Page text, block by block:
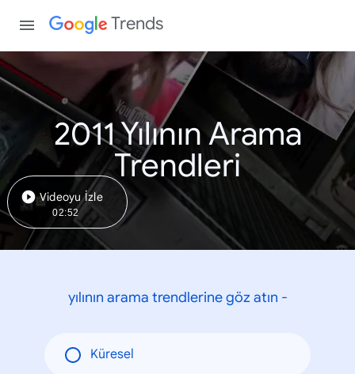
Trends
2011 Yılının Arama
Trendleri
Videoyu İzle
02:52
yılının arama trendlerine göz atın -
Küresel